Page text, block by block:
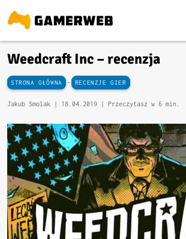
Weedcraft Inc – recenzja
STRONA GŁÓWNA - RECENZJE GIER
Jakub Smolak | 18.04.2019 | Przeczytasz w 6 min.